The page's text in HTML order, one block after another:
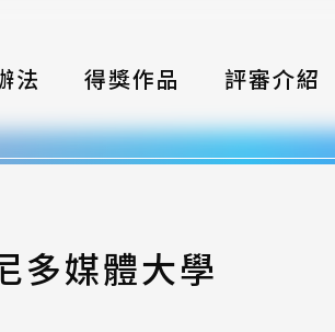
法
別
得獎作品 評審介紹
多媒體大學